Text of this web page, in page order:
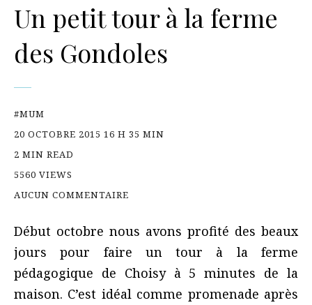
Un petit tour à la ferme
des Gondoles
#MUM
20 OCTOBRE 2015 16 H 35 MIN
2 MIN READ
5560 VIEWS
AUCUN COMMENTAIRE
Début octobre nous avons profité des beaux
jours pour faire un tour à la ferme
pédagogique de Choisy à 5 minutes de la
maison. C’est idéal comme promenade après